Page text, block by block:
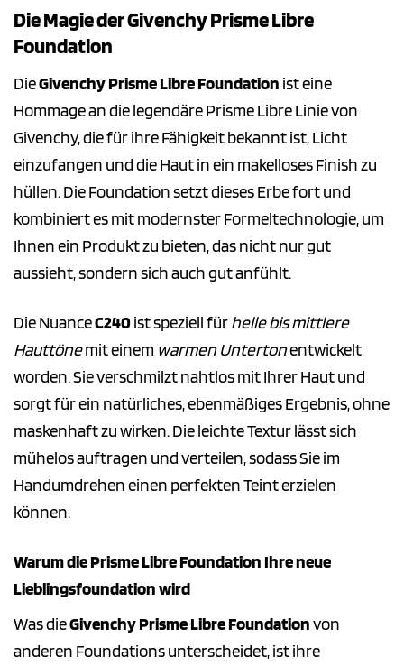
Die Magie der Givenchy Prisme Libre
Foundation
DieGivenchy Prisme Libre Foundation ist eine
Hommage an die legendäre Prisme Libre Linie von
Givenchy, die für ihre Fähigkeit bekannt ist, Licht
einzufangen und die Haut in ein makelloses Finish zu
hüllen. Die Foundation setzt dieses Erbe fort und
kombiniert es mit modernster Formeltechnologie, um
Ihnen ein Produkt zu bieten, das nicht nur gut
aussieht, sondern sich auch gut anfühlt.
Die NuanceC240ist speziell fürhelle bis mittlere
Hauttönemit einem warmen Untertonentwickelt
worden. Sie verschmilzt nahtlos mit Ihrer Haut und
sorgt für ein natürliches, ebenmäßiges Ergebnis, ohne
maskenhaft zu wirken. Die leichte Textur lässt sich
mühelos auftragen und verteilen, sodass Sie im
Handumdrehen einen perfekten Teint erzielen
können.
Warum die Prisme Libre Foundation Ihre neue
Lieblingsfoundation wird
Was dieGivenchy Prisme Libre Foundationvon
anderen Foundations unterscheidet, ist ihre